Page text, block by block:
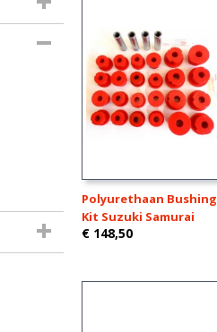
Polyurethaan Bushing
Kit Suzuki Samurai
€ 148,50